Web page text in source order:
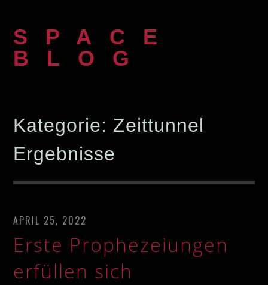
springen
SPACE
BLOG
Kategorie: Zeittunnel
Ergebnisse
APRIL 25, 2022
Erste Prophezeiungen
erfüllen sich